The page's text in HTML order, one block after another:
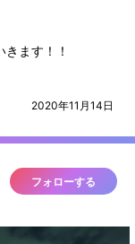
ます！！
2020年11月14日
フォローする